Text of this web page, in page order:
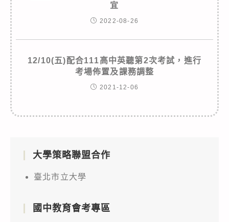
宜
2022-08-26
12/10(五)配合111高中英聽第2次考試，進行
考場佈置及課務調整
2021-12-06
大學策略聯盟合作
臺北市立大學
國中教育會考專區